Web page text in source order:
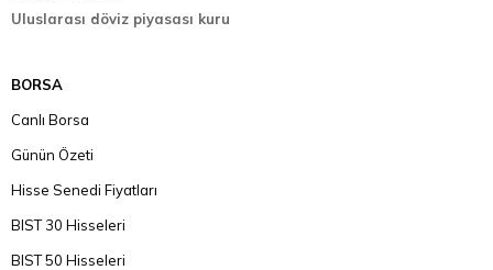
Uluslarası döviz piyasası kuru
BORSA
Canlı Borsa
Günün Özeti
Hisse Senedi Fiyatları
BIST 30 Hisseleri
BIST 50 Hisseleri